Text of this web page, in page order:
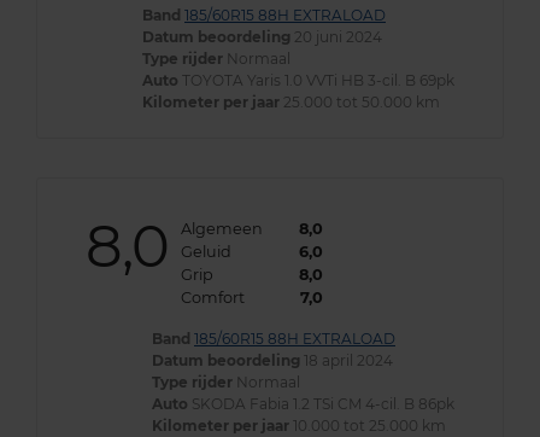
Band 185/60R15 88H EXTRALOAD
Datum beoordeling 20 juni 2024
Type rijder Normaal
Auto TOYOTA Yaris 1.0 VVTi HB 3-cil. B 69pk
Kilometer per jaar 25.000 tot 50.000 km
8,0 Algemeen
8,0
Geluid
6,0
Grip
8,0
Comfort
7,0
Band 185/60R15 88H EXTRALOAD
Datum beoordeling 18 april 2024
Type rijder Normaal
Auto SKODA Fabia 1.2 TSi CM 4-cil. B 86pk
Kilometer per jaar 10.000 tot 25.000 km